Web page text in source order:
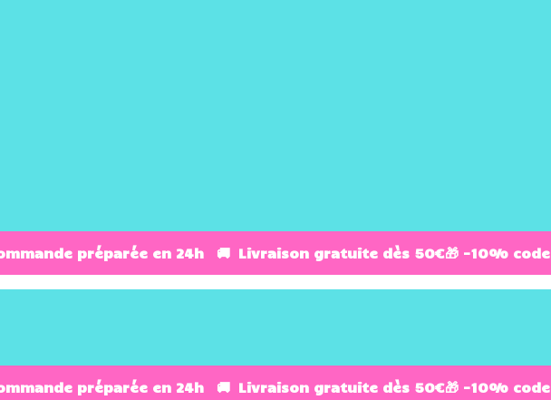
préparée en 24h 🚚 Livraison gratuite dès 50€🎁 -10% code
préparée en 24h 🚚 Livraison gratuite dès 50€🎁 -10% code